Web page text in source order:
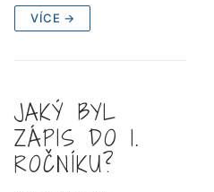
VÍCE →
JAKÝ BYL
ZÁPIS DO 1.
ROČNÍKU?